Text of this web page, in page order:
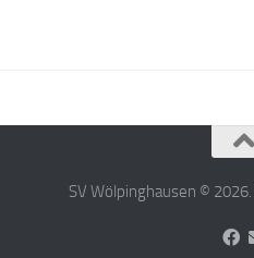
SV Wölpinghausen ©